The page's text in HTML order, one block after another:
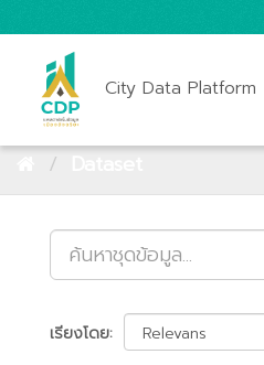
City Data Platform
เรียงโดย